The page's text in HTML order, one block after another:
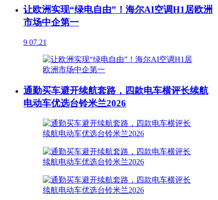
让欧洲实现“绿电自由”！海尔AI空调H1居欧洲
市场中企第一
9 07.21
通勤买车避开续航套路，四款电车横评长续航
电动车优选台铃米兰2026